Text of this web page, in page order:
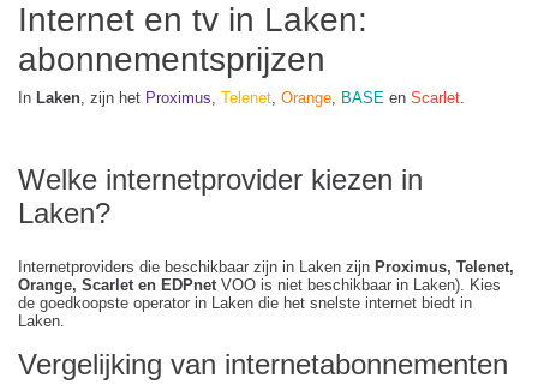
Internet en tv in Laken:
abonnementsprijzen
In Laken, zijn het Proximus, Telenet, Orange, BASE en Scarlet.
Welke internetprovider kiezen in
Laken?
Internetproviders die beschikbaar zijn in Laken zijn Proximus, Telenet,
Orange, Scarlet en EDPnetVOO is niet beschikbaar in Laken). Kies
de goedkoopste operator in Laken die het snelste internet biedt in
Laken.
Vergelijking van internetabonnementen